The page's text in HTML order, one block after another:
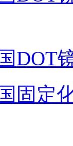
DOT
固定